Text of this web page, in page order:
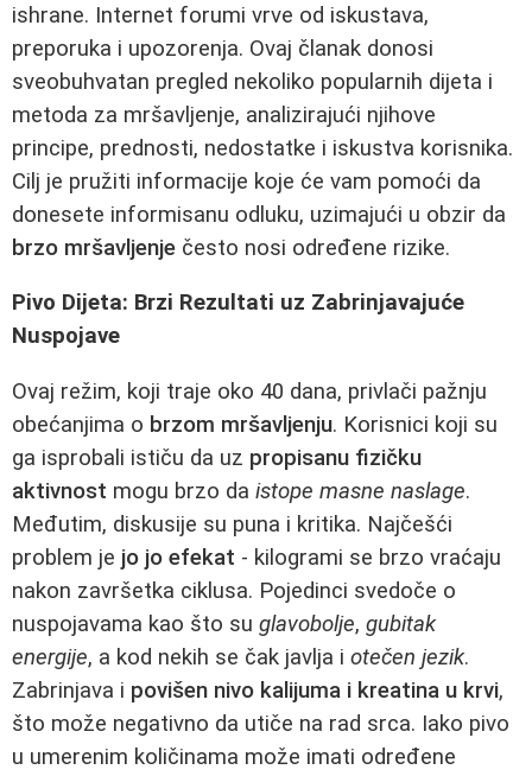
ishrane. Internet forumi vrve od iskustava,
preporuka i upozorenja. Ovaj članak donosi
sveobuhvatan pregled nekoliko popularnih dijeta i
metoda za mršavljenje, analizirajući njihove
principe, prednosti, nedostatke i iskustva korisnika.
Cilj je pružiti informacije koje će vam pomoći da
donesete informisanu odluku, uzimajući u obzir da
brzo mršavljenje često nosi određene rizike.
Pivo Dijeta: Brzi Rezultati uz Zabrinjavajuće
Nuspojave
Ovaj režim, koji traje oko 40 dana, privlači pažnju
obećanjima o brzom mršavljenju. Korisnici koji su
ga isprobali ističu da uz propisanu fizičku
aktivnost mogu brzo da istope masne naslage.
Međutim, diskusije su puna i kritika. Najčešći
problem je jo jo efekat - kilogrami se brzo vraćaju
nakon završetka ciklusa. Pojedinci svedoče o
nuspojavama kao što su glavobolje, gubitak
energije, a kod nekih se čak javlja i otečen jezik.
Zabrinjava i povišen nivo kalijuma i kreatina u krvi,
što može negativno da utiče na rad srca. Iako pivo
u umerenim količinama može imati određene